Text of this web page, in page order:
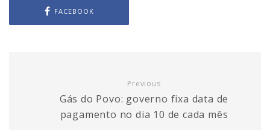
FACEBOOK
Previous
Gás do Povo: governo fixa data de
pagamento no dia 10 de cada mês